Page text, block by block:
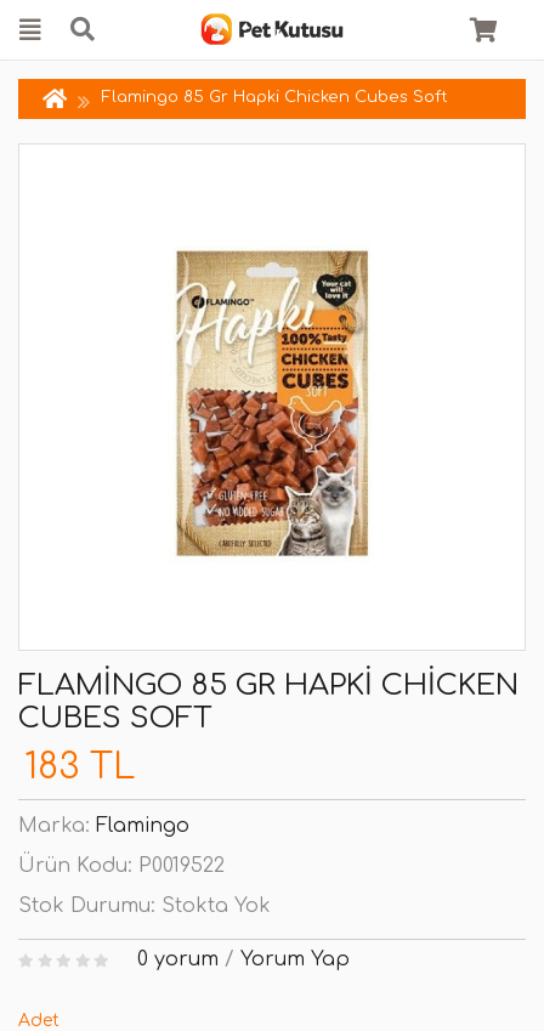
Flamingo 85 Gr Hapki Chicken Cubes Soft
FLAMINGO 85 GR HAPKI CHICKEN
CUBES SOFT
183 TL
Marka: Flamingo
Ürün Kodu: P0019522
Stok Durumu: Stokta Yok
0 yorum / Yorum Yap
Adet